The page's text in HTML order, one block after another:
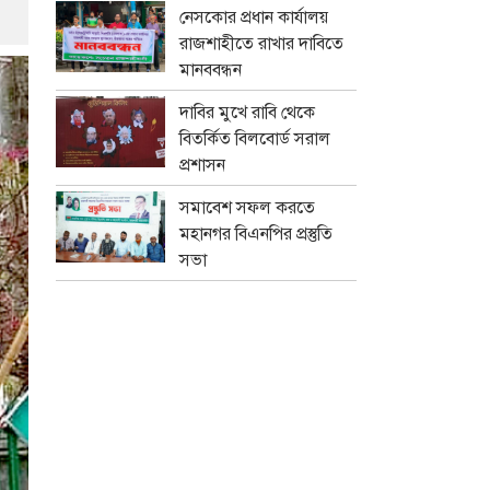
নেসকোর প্রধান কার্যালয়
রাজশাহীতে রাখার দাবিতে
মানববন্ধন
দাবির মুখে রাবি থেকে
বিতর্কিত বিলবোর্ড সরাল
প্রশাসন
সমাবেশ সফল করতে
মহানগর বিএনপির প্রস্তুতি
সভা